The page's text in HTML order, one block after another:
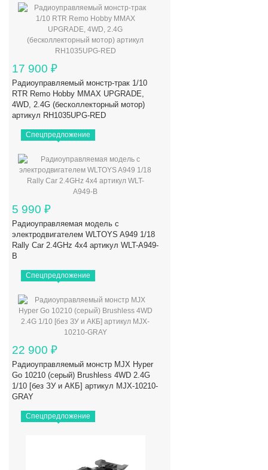
17 900 ₽
Радиоуправляемый монстр-трак 1/10
RTR Remo Hobby MMAX UPGRADE,
4WD, 2.4G (бесколлекторный мотор)
артикул RH1035UPG-RED
Спецпредложение
5 990 ₽
Радиоуправляемая модель с
электродвигателем WLTOYS A949 1/18
Rally Car 2.4GHz 4x4 артикул WLT-A949-
B
Спецпредложение
22 900 ₽
Радиоуправляемый монстр MJX Hyper
Go 10210 (серый) Brushless 4WD 2.4G
1/10 [без ЗУ и АКБ] артикул MJX-10210-
GRAY
Спецпредложение